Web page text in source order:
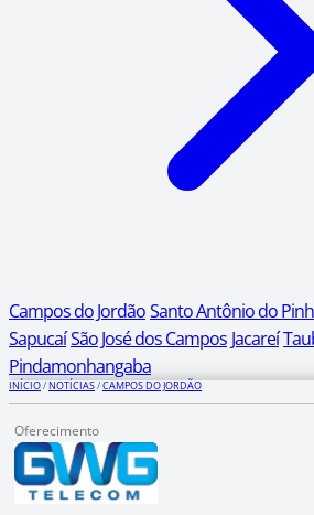
Campos do JordãoSanto Antônio do
SapucaíSão José dos Campos Jacareí
Pindamonhangaba
INÍCIO/NOTÍCIAS/CAMPOS DO JORDÃO
Oferecimento